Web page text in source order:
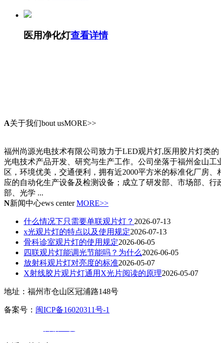
医用净化灯查看详情
A关于我们bout usMORE>>
福州尚源光电技术有限公司致力于LED观片灯,医用胶片灯类的
光电技术产品开发、研究与生产工作。公司坐落于福州金山工
区，环境优美，交通便利，拥有近2000平方米的标准化厂房、
应的自动化生产设备及检测设备；成立了研发部、市场部、行
部、光学 ...
N新闻中心ews center MORE>>
什么情况下只需要单联观片灯？ 2026-07-13
x光观片灯的特点以及使用规定2026-07-13
骨科诊室观片灯的使用规定2026-06-05
四联观片灯能调光节能吗？为什么2026-06-05
放射科观片灯对亮度的标准2026-05-07
X射线胶片观片灯通用X光片阅读的原理2026-05-07
地址：福州市仓山区冠浦路148号
备案号： 闽ICP备16020311号-1